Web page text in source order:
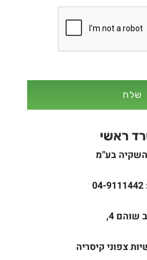
ראשי
בע"מ
שוהם 4,
צפוני קיסריה